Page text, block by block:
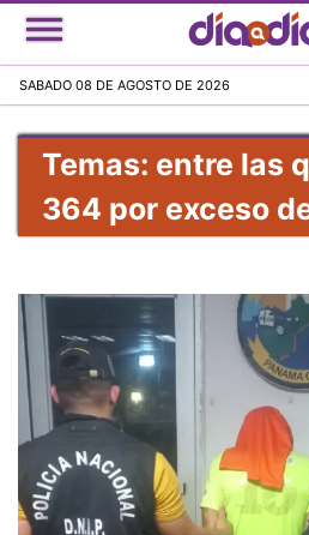
al
SABADO 08 DE AGOSTO DE 2026
Temas: entre las
364 por exceso